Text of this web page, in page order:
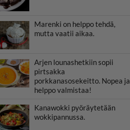
Marenki on helppo tehdä,
mutta vaatii aikaa.
Arjen lounashetkiin sopii
pirtsakka
porkkanasosekeitto. Nopea ja
helppo valmistaa!
Kanawokki pyöräytetään
wokkipannussa.